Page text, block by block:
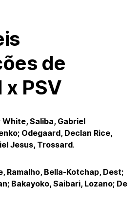
de
PSV
White, Saliba, Gabriel
Odegaard, Declan Rice,
Jesus, Trossard.
Ramalho, Bella-Kotchap, Dest;
Bakayoko, Saibari, Lozano; De